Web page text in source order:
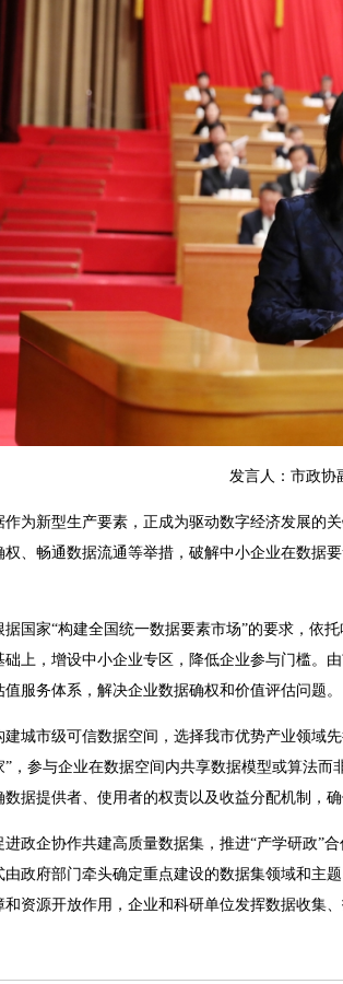
发言人：市政协副
新型生产要素，正成为驱动数字经济发展的关
权、畅通数据流通等举措，破解中小企业在数据
家“构建全国统一数据要素市场”的要求，依托
础上，增设中小企业专区，降低企业参与门槛。
值服务体系，解决企业数据确权和价值评估问题。
市级可信数据空间，选择我市优势产业领域先
”，参与企业在数据空间内共享数据模型或算法
数据提供者、使用者的权责以及收益分配机制，
企协作共建高质量数据集，推进“产学研政”合
由政府部门牵头确定重点建设的数据集领域和主
和资源开放作用，企业和科研单位发挥数据收集